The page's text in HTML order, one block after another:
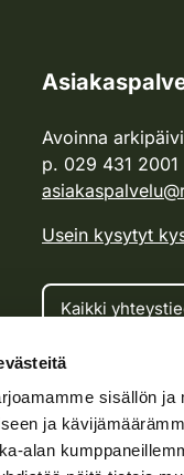
sisällön
ja
alan
Avoinna
p. 029 431 2001
Usein kysytyt
Kaikki
Metsästyskortti-
Oma riista -asiat
Lupa-asiat